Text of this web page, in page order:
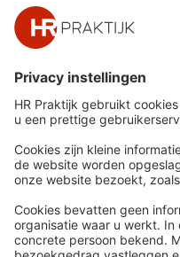
Snel naar
Nieuws
Whitepapers
Webinars
Word lid
Contact